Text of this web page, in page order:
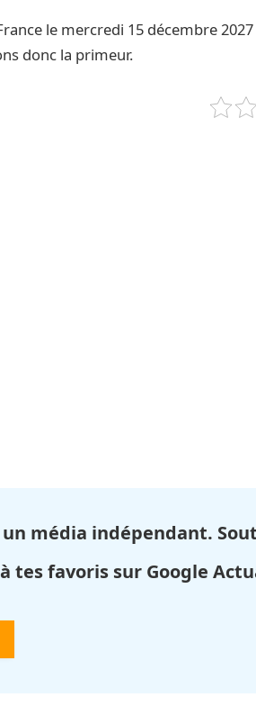
le mercredi 15 décembre
donc la primeur.
média indépendant.
tes favoris sur Google